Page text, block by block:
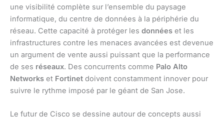
une visibilité complète sur l’ensemble du paysage
informatique, du centre de données à la périphérie du
réseau. Cette capacité à protéger les données et les
infrastructures contre les menaces avancées est devenue
un argument de vente aussi puissant que la performance
de ses réseaux. Des concurrents comme Palo Alto
Networks et Fortinet doivent constamment innover pour
suivre le rythme imposé par le géant de San Jose.
Le futur de Cisco se dessine autour de concepts aussi